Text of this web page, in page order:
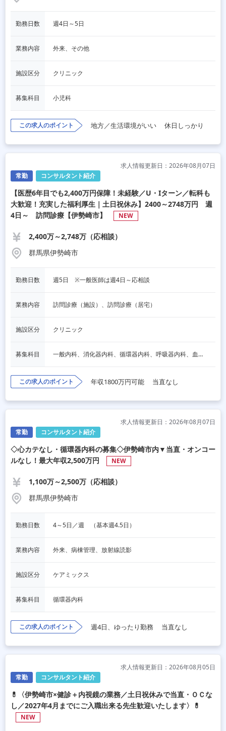
勤務日数 週4日～5日
業務内容 外来、その他
施設区分 クリニック
募集科目 小児科
この求人のポイント 地方／生活環境がいい 休日しっかり
常勤 コンサルタント紹介
求人情報更新日：2026年08月07日
【医歴6年目でも2,400万円保障！未経験／U・Iターン／転科も
大歓迎！充実した福利厚生｜土日祝休み】2400～2748万円 週
4日～ 訪問診療【伊勢崎市】
NEW
2,400万～2,748万（応相談）
群馬県伊勢崎市
勤務日数 週5日　※一般医師は週4日～応相談
業務内容 訪問診療（施設）、訪問診療（居宅）
施設区分 クリニック
募集科目 一般内科、消化器内科、循環器内科、呼吸器内科、血液内科、心療内科、脳神経内科、内分泌内科、老人内科、一般外科、消化器外科、心臓外科、呼吸器外科、脳神経外科、整形外科、形成外科、リハビリテーション科、小児科、産婦人科、婦人科、精神科、眼科、耳鼻咽喉科、皮膚科、泌尿器科、放射線科、人工透析、麻酔科、美容外科、人間ドック・検診、その他
この求人のポイント 年収1800万円可能 当直なし
常勤 コンサルタント紹介
求人情報更新日：2026年08月07日
◇心カテなし・循環器内科の募集◇伊勢崎市内▼当直・オンコー
ルなし！最大年収2,500万円
NEW
1,100万～2,500万（応相談）
群馬県伊勢崎市
勤務日数 4～5日／週　（基本週4.5日）
業務内容 外来、病棟管理、放射線読影
施設区分 ケアミックス
募集科目 循環器内科
この求人のポイント 週4日、ゆったり勤務 当直なし
常勤 コンサルタント紹介
求人情報更新日：2026年08月05日
💊〈伊勢崎市×健診＋内視鏡の業務／土日祝休みで当直・ＯＣな
し／2027年4月までにご入職出来る先生歓迎いたします〉💊
NEW